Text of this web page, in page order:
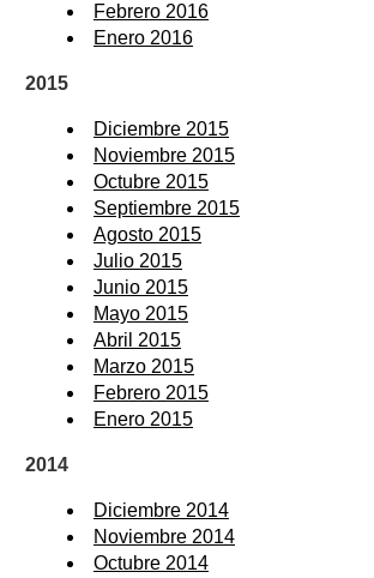
Febrero 2016
Enero 2016
2015
Diciembre 2015
Noviembre 2015
Octubre 2015
Septiembre 2015
Agosto 2015
Julio 2015
Junio 2015
Mayo 2015
Abril 2015
Marzo 2015
Febrero 2015
Enero 2015
2014
Diciembre 2014
Noviembre 2014
Octubre 2014